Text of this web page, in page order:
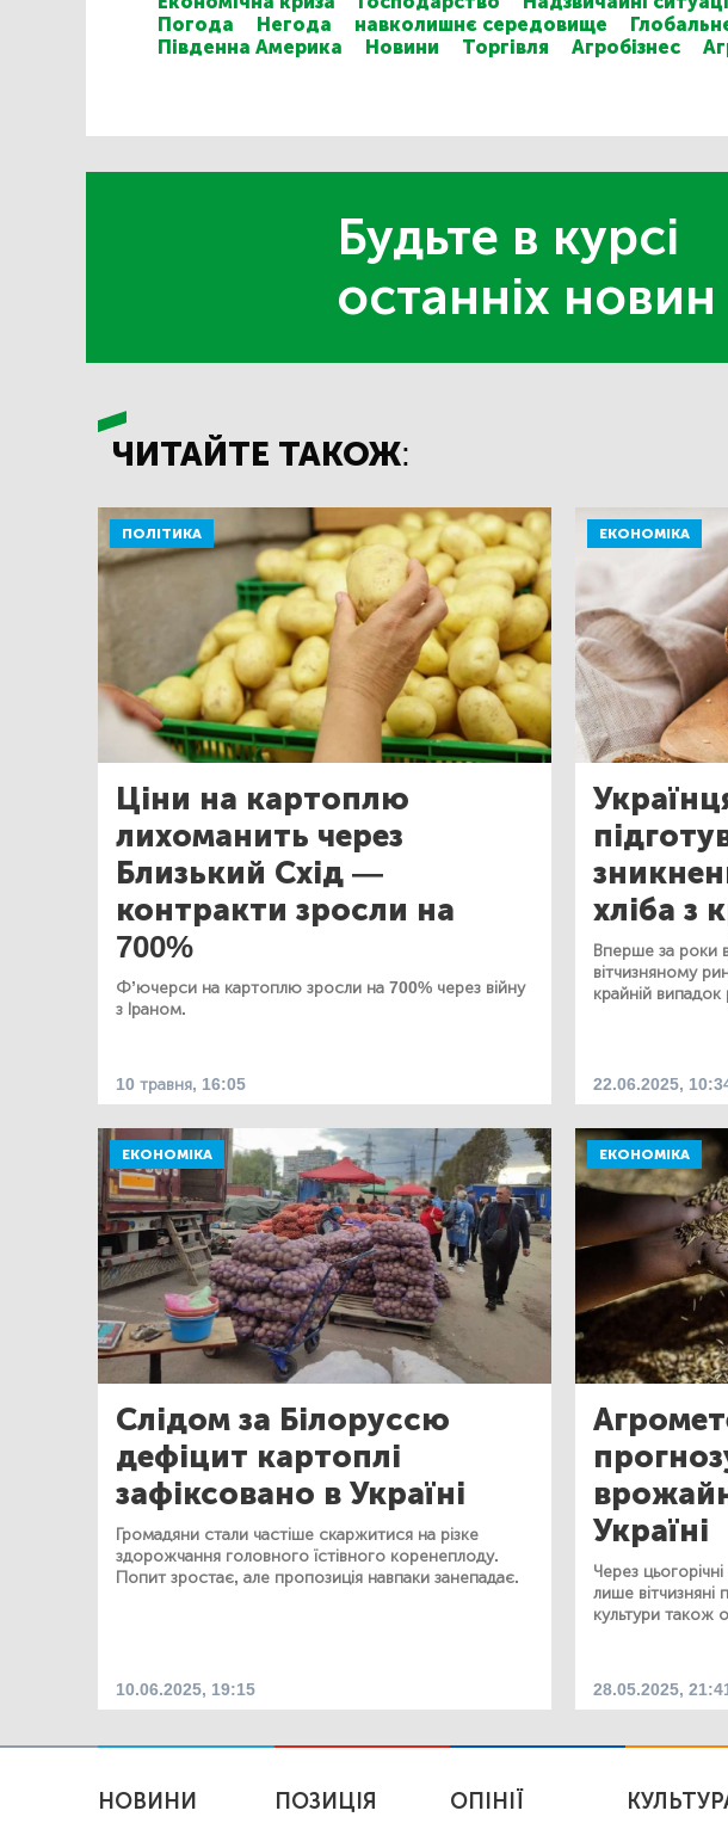
Погода
Негода навколишнє середовище
Південна Америка
Новини Торгівля Агробізнес
Будьте в курсі
останніх новин
ЧИТАЙТЕ ТАКОЖ:
ПОЛІТИКА
Ціни на картоплю
лихоманить через
Близький Схід —
контракти зросли на
700%
Ф’ючерси на картоплю зросли на 700% через війну
з Іраном.
10 травня, 16:05
ЕКОНОМІКА
хліба з
Вперше за роки
вітчизняному
крайній
22.06.2025,
ЕКОНОМІКА
Слідом за Білоруссю
дефіцит картоплі
зафіксовано в Україні
Громадяни стали частіше скаржитися на різке
здорожчання головного їстівного коренеплоду.
Попит зростає, але пропозиція навпаки занепадає.
10.06.2025, 19:15
ЕКОНОМІКА
Україні
Через
лише вітчизняні
культури також
28.05.2025,
НОВИНИ ПОЗИЦІЯ ОПІНІЇ